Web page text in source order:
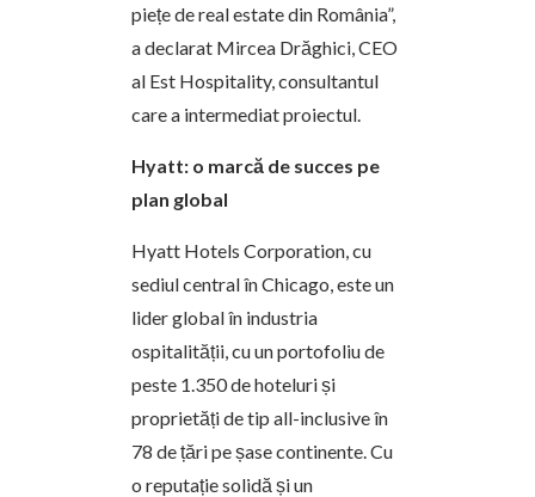
piețe de real estate din România”,
a declarat Mircea Drăghici, CEO
al Est Hospitality, consultantul
care a intermediat proiectul.
Hyatt: o marcă de succes pe
plan global
Hyatt Hotels Corporation, cu
sediul central în Chicago, este un
lider global în industria
ospitalității, cu un portofoliu de
peste 1.350 de hoteluri și
proprietăți de tip all-inclusive în
78 de țări pe șase continente. Cu
o reputație solidă și un